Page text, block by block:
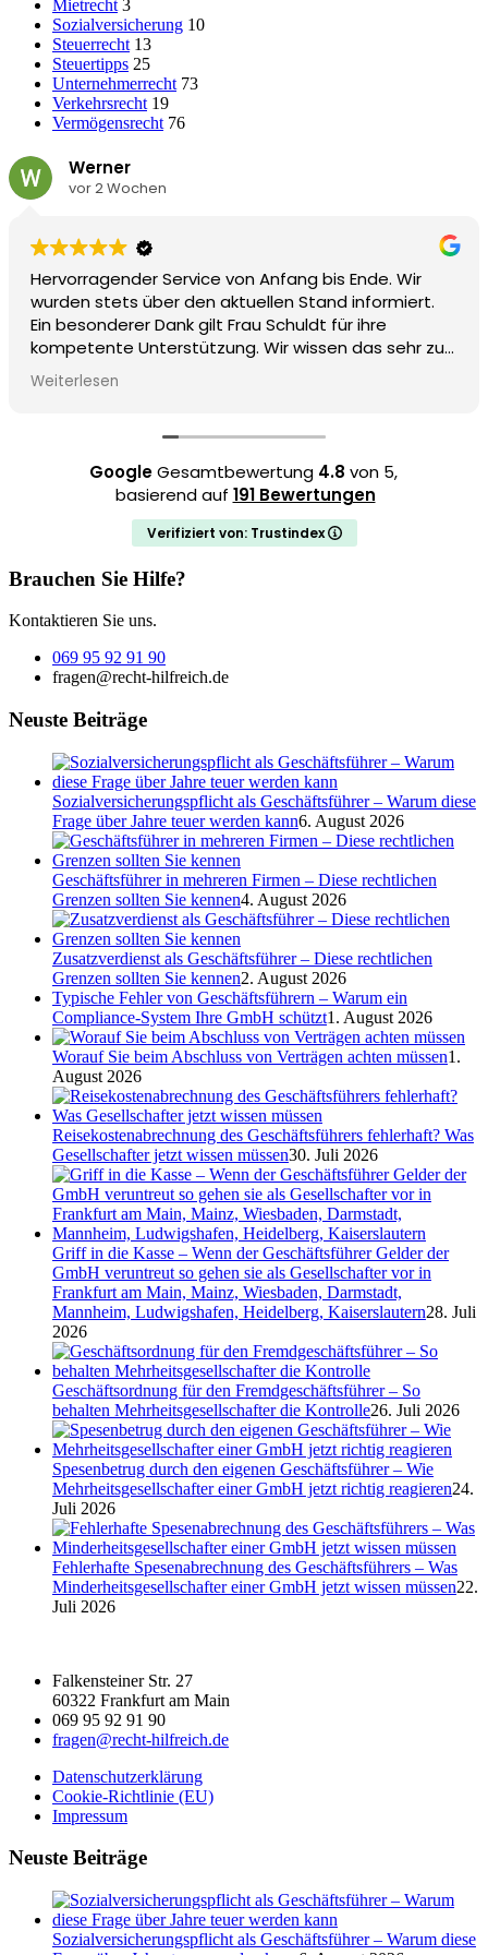
Mietrecht 3
Sozialversicherung 10
Steuerrecht 13
Steuertipps 25
Unternehmerrecht 73
Verkehrsrecht 19
Vermögensrecht 76
Werner
vor 2 Wochen
Hervorragender Service von Anfang bis Ende. Wir
wurden stets über den aktuellen Stand informiert.
Ein besonderer Dank gilt Frau Schuldt für ihre
kompetente Unterstützung. Wir wissen das sehr zu
schätzen.
Weiterlesen
GoogleGesamtbewertung 4.8 von 5,
basierend auf 191 Bewertungen
Verifiziert von: Trustindex
Brauchen Sie Hilfe?
Kontaktieren Sie uns.
069 95 92 91 90
fragen@recht-hilfreich.de
Neuste Beiträge
Sozialversicherungspflicht als Geschäftsführer – Warum diese
Frage über Jahre teuer werden kann6. August 2026
Geschäftsführer in mehreren Firmen – Diese rechtlichen
Grenzen sollten Sie kennen4. August 2026
Zusatzverdienst als Geschäftsführer – Diese rechtlichen
Grenzen sollten Sie kennen2. August 2026
Typische Fehler von Geschäftsführern – Warum ein
Compliance-System Ihre GmbH schützt1. August 2026
Worauf Sie beim Abschluss von Verträgen achten müssen1.
August 2026
Reisekostenabrechnung des Geschäftsführers fehlerhaft? Was
Gesellschafter jetzt wissen müssen30. Juli 2026
Griff in die Kasse – Wenn der Geschäftsführer Gelder der
GmbH veruntreut so gehen sie als Gesellschafter vor in
Frankfurt am Main, Mainz, Wiesbaden, Darmstadt,
Mannheim, Ludwigshafen, Heidelberg, Kaiserslautern28. Juli
2026
Geschäftsordnung für den Fremdgeschäftsführer – So
behalten Mehrheitsgesellschafter die Kontrolle26. Juli 2026
Spesenbetrug durch den eigenen Geschäftsführer – Wie
Mehrheitsgesellschafter einer GmbH jetzt richtig reagieren24.
Juli 2026
Fehlerhafte Spesenabrechnung des Geschäftsführers – Was
Minderheitsgesellschafter einer GmbH jetzt wissen müssen22.
Juli 2026
Falkensteiner Str. 27
60322 Frankfurt am Main
069 95 92 91 90
fragen@recht-hilfreich.de
Datenschutzerklärung
Cookie-Richtlinie (EU)
Impressum
Neuste Beiträge
Sozialversicherungspflicht als Geschäftsführer – Warum diese